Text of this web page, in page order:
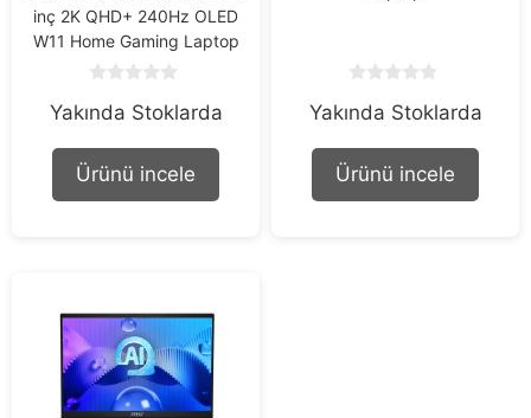
inç 2K QHD+ 240Hz OLED
W11 Home Gaming Laptop
o
t
f
Yakında Stoklarda
Ürünü incele
o
t
f
Yakında Stoklarda
Ürünü incele